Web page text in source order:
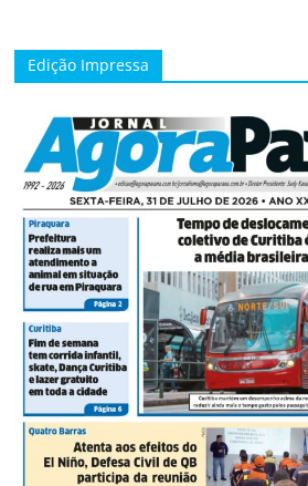
Edição Impressa